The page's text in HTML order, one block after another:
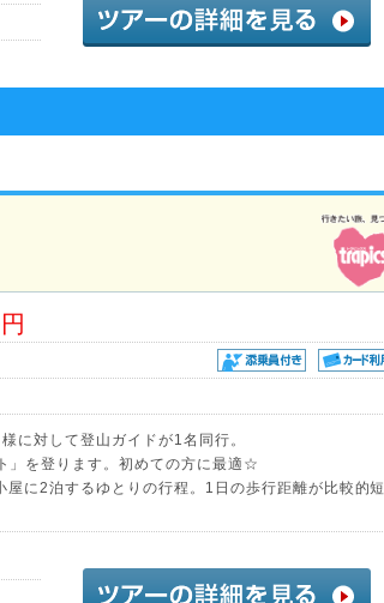
に対して登山ガイドが1名同行。
」を登ります。初めての方に最適☆
屋に2泊するゆとりの行程。1日の歩行距離が比較的短